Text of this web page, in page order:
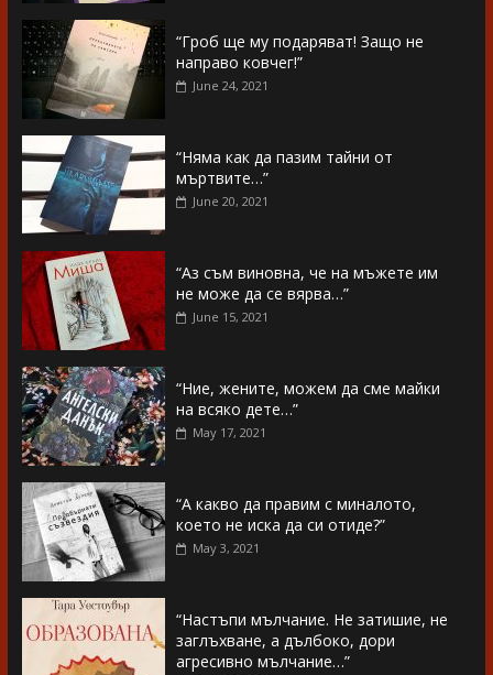
“Гроб ще му подаряват! Защо не
направо ковчег!”
June 24, 2021
“Няма как да пазим тайни от
мъртвите…”
June 20, 2021
“Аз съм виновна, че на мъжете им
не може да се вярва…”
June 15, 2021
“Ние, жените, можем да сме майки
на всяко дете…”
May 17, 2021
“А какво да правим с миналото,
което не иска да си отиде?”
May 3, 2021
“Настъпи мълчание. Не затишие, не
заглъхване, а дълбоко, дори
агресивно мълчание…”